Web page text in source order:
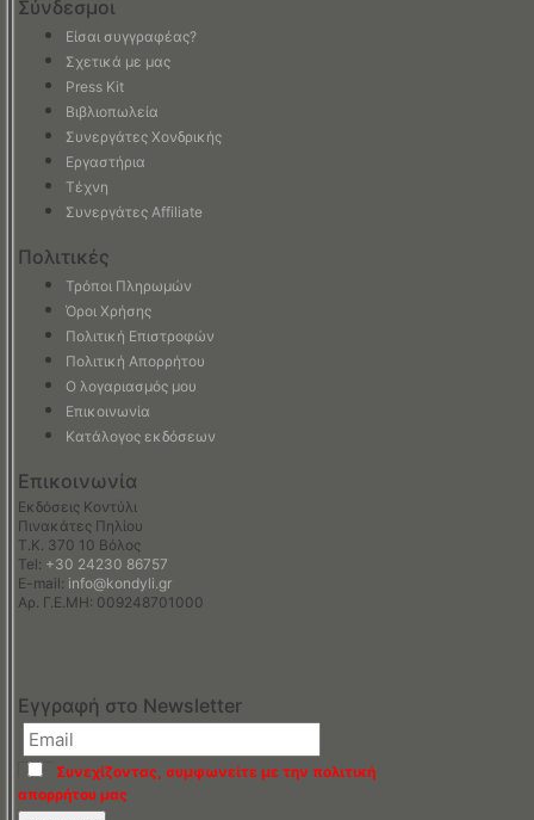
Σύνδεσμοι
Είσαι συγγραφέας?
Σχετικά με μας
Press Kit
Βιβλιοπωλεία
Συνεργάτες Χονδρικής
Εργαστήρια
Τέχνη
Συνεργάτες Affiliate
Πολιτικές
Τρόποι Πληρωμών
Όροι Χρήσης
Πολιτική Επιστροφών
Πολιτική Απορρήτου
Ο λογαριασμός μου
Επικοινωνία
Κατάλογος εκδόσεων
Επικοινωνία
Εκδόσεις Κοντύλι
Πινακάτες Πηλίου
Τ.Κ. 370 10 Βόλος
Tel: +30 24230 86757
E-mail: info@kondyli.gr
Αρ. Γ.Ε.ΜΗ: 009248701000
Εγγραφή στο Newsletter
Συνεχίζοντας, συμφωνείτε με την πολιτική
απορρήτου μας